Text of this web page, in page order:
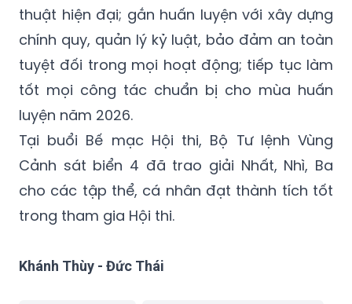
thuật hiện đại; gắn huấn luyện với xây dựng
chính quy, quản lý kỷ luật, bảo đảm an toàn
tuyệt đối trong mọi hoạt động; tiếp tục làm
tốt mọi công tác chuẩn bị cho mùa huấn
luyện năm 2026.
Tại buổi Bế mạc Hội thi, Bộ Tư lệnh Vùng
Cảnh sát biển 4 đã trao giải Nhất, Nhì, Ba
cho các tập thể, cá nhân đạt thành tích tốt
trong tham gia Hội thi.
Khánh Thùy - Đức Thái